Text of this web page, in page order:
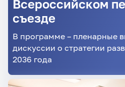
Всероссийском
съезде
В программе – пленарные
дискуссии о стратегии
2036 года